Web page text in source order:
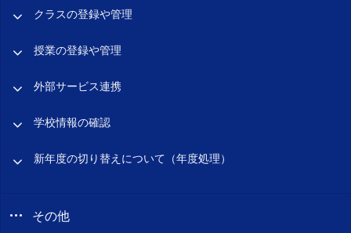
クラスの登録や管理
授業の登録や管理
外部サービス連携
学校情報の確認
新年度の切り替えについて（年度処理）
その他